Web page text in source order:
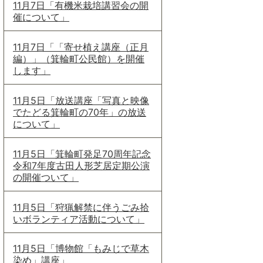
11月7日「有機米栽培講習会の開
催について」
11月7日「「寄せ植え講座（正月
編）」（箕輪町公民館）を開催
します」
11月5日「放送講座「写真と映像
でたどる箕輪町の70年」の放送
について」
11月5日「箕輪町発足70周年記念
令和7年度古田人形芝居定期公演
の開催ついて」
11月5日「狩猟解禁に伴うごみ拾
いボランティア活動について」
11月5日「博物館「もみじで草木
染め」講座」